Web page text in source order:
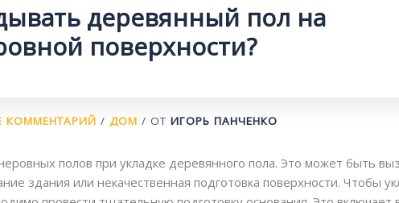
деревянный пол на
поверхности?
КОММЕНТАРИЙ / ДОМ / ОТ ИГОРЬ ПАНЧЕНКО
полов при укладке деревянного пола. Это может быть
здания или некачественная подготовка поверхности. Чтобы